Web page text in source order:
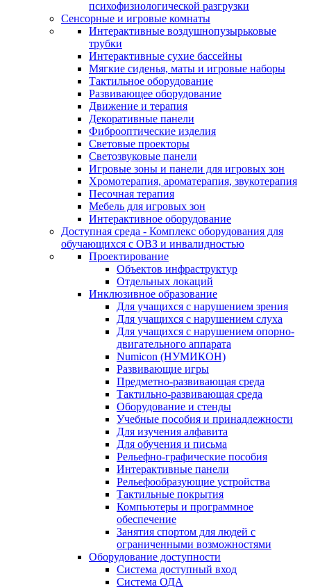
психофизиологической разгрузки
Сенсорные и игровые комнаты
Интерактивные воздушнопузырьковые
трубки
Интерактивные сухие бассейны
Мягкие сиденья, маты и игровые наборы
Тактильное оборудование
Развивающее оборудование
Движение и терапия
Декоративные панели
Фиброоптические изделия
Световые проекторы
Светозвуковые панели
Игровые зоны и панели для игровых зон
Хромотерапия, ароматерапия, звукотерапия
Песочная терапия
Мебель для игровых зон
Интерактивное оборудование
Доступная среда - Комплекс оборудования для
обучающихся с ОВЗ и инвалидностью
Проектирование
Объектов инфраструктур
Отдельных локаций
Инклюзивное образование
Для учащихся с нарушением зрения
Для учащихся с нарушением слуха
Для учащихся с нарушением опорно-
двигательного аппарата
Numicon (НУМИКОН)
Развивающие игры
Предметно-развивающая среда
Тактильно-развивающая среда
Оборудование и стенды
Учебные пособия и принадлежности
Для изучения алфавита
Для обучения и письма
Рельефно-графические пособия
Интерактивные панели
Рельефообразующие устройства
Тактильные покрытия
Компьютеры и программное
обеспечение
Занятия спортом для людей с
ограниченными возможностями
Оборудование доступности
Система доступный вход
Система ОДА